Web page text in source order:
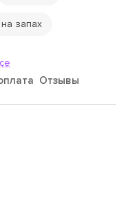
на запах
Отзывы